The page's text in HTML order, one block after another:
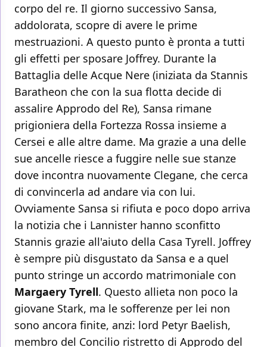
corpo del re. Il giorno successivo Sansa,
addolorata, scopre di avere le prime
mestruazioni. A questo punto è pronta a tutti
gli effetti per sposare Joffrey. Durante la
Battaglia delle Acque Nere (iniziata da Stannis
Baratheon che con la sua flotta decide di
assalire Approdo del Re), Sansa rimane
prigioniera della Fortezza Rossa insieme a
Cersei e alle altre dame. Ma grazie a una delle
sue ancelle riesce a fuggire nelle sue stanze
dove incontra nuovamente Clegane, che cerca
di convincerla ad andare via con lui.
Ovviamente Sansa si rifiuta e poco dopo arriva
la notizia che i Lannister hanno sconfitto
Stannis grazie all'aiuto della Casa Tyrell. Joffrey
è sempre più disgustato da Sansa e a quel
punto stringe un accordo matrimoniale con
Margaery Tyrell. Questo allieta non poco la
giovane Stark, ma le sofferenze per lei non
sono ancora finite, anzi: lord Petyr Baelish,
membro del Concilio ristretto di Approdo del